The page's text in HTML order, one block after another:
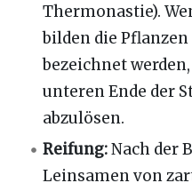
Thermonastie).
bilden die
bezeichnet
unteren Ende der
abzulösen.
Reifung:Nach der
Leinsamen von